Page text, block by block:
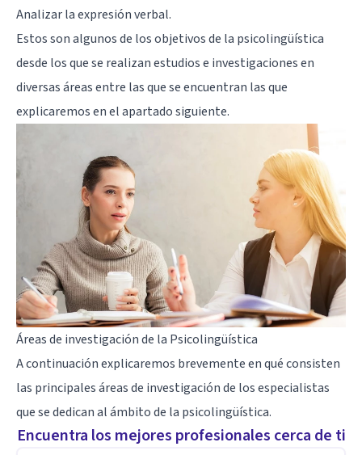
Analizar la expresión verbal.
Estos son algunos de los objetivos de la psicolingüística
desde los que se realizan estudios e investigaciones en
diversas áreas entre las que se encuentran las que
explicaremos en el apartado siguiente.
Áreas de investigación de la Psicolingüística
A continuación explicaremos brevemente en qué consisten
las principales áreas de investigación de los especialistas
que se dedican al ámbito de la psicolingüística.
Encuentra los mejores profesionales cerca de ti